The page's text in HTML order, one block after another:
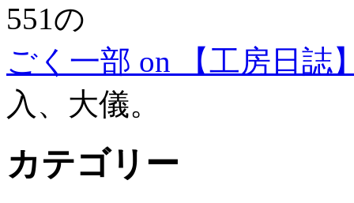
551の
ごく一部 on 【工房日誌
入、大儀。
カテゴリー